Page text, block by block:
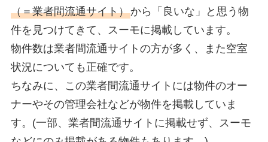
（＝業者間流通サイト）から「良いな」と思う物
件を見つけてきて、スーモに掲載しています。
物件数は業者間流通サイトの方が多く、また空室
状況についても正確です。
ちなみに、この業者間流通サイトには物件のオー
ナーやその管理会社などが物件を掲載していま
す。(一部、業者間流通サイトに掲載せず、スーモ